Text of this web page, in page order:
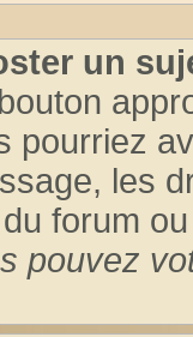
un
pourriez
les
forum
pouvez